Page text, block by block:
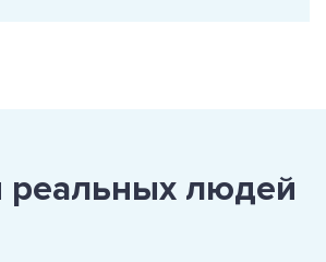
людей